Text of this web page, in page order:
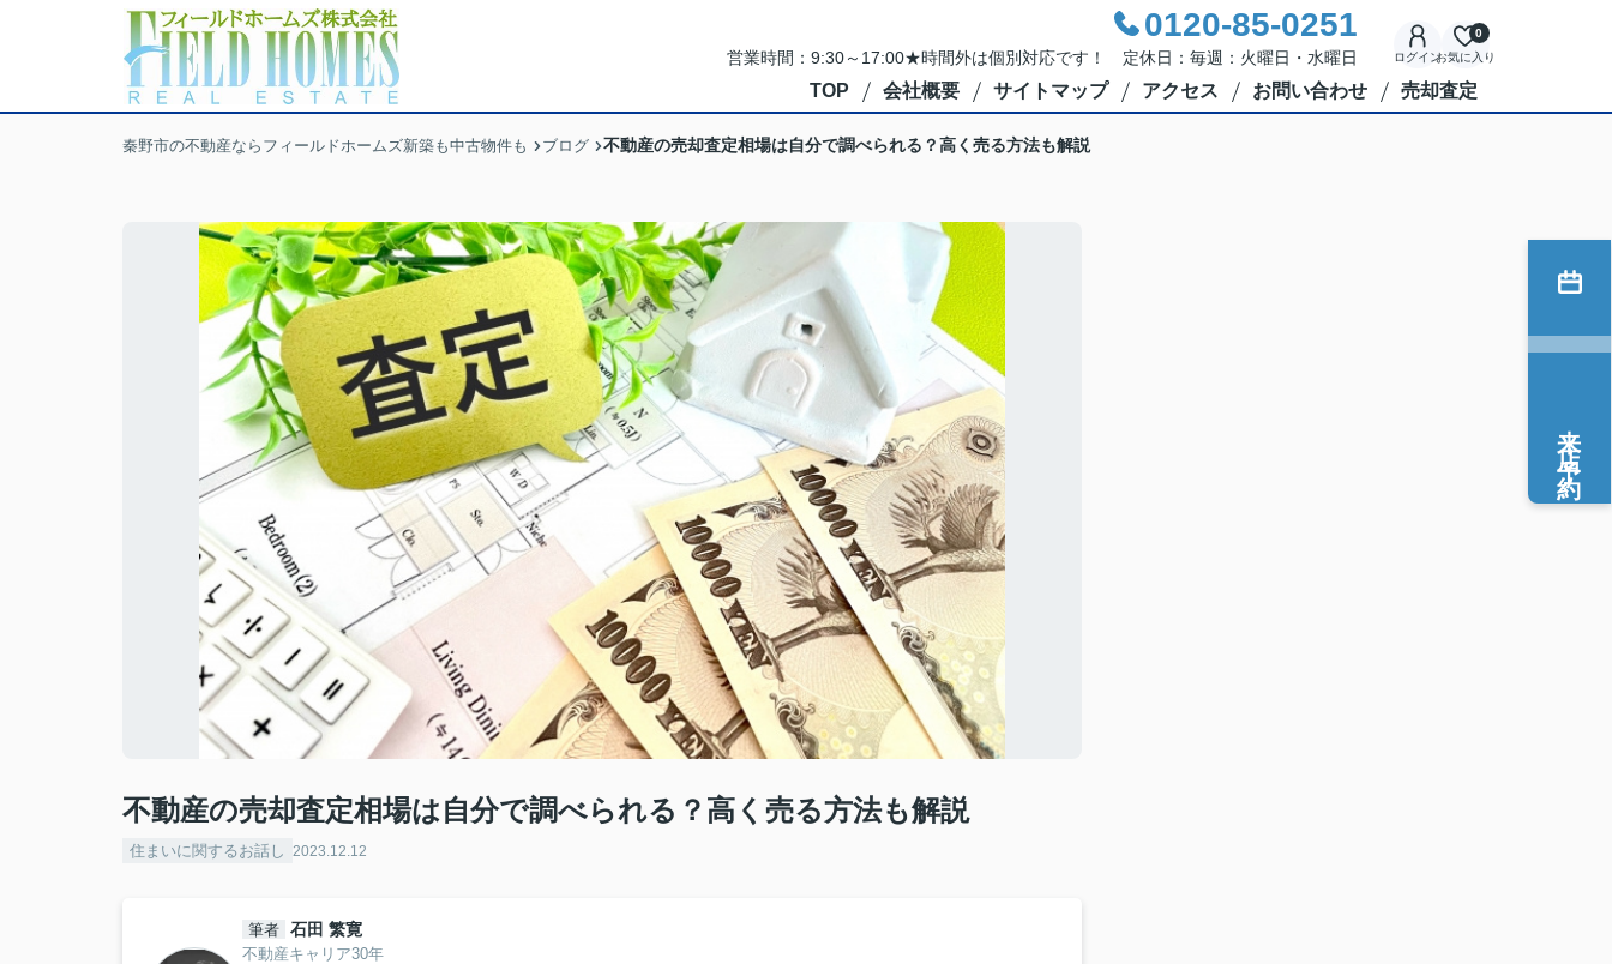
0120-85-0251
営業時間：9:30～17:00★時間外は個別対応です！ 定休日：毎週：火曜日・水曜日 ログインお気に入り
0
TOP 会社概要 サイトマップ アクセス お問い合わせ 売却査定
秦野市の不動産ならフィールドホームズ新築も中古物件も ブログ 不動産の売却査定相場は自分で調べられる？高く売る方法も解説
不動産の売却査定相場は自分で調べられる？高く売る方法も解説
住まいに関するお話し 2023.12.12
筆者 石田 繁寛
不動産キャリア30年
来店予約